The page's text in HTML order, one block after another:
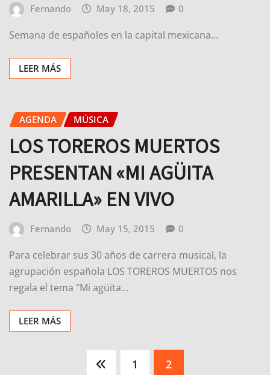
Fernando May 18, 2015 0
Semana de españoles en la capital mexicana...
LEER MÁS
AGENDA MÚSICA
LOS TOREROS MUERTOS
PRESENTAN «MI AGÜITA
AMARILLA» EN VIVO
Fernando May 15, 2015 0
Para celebrar sus 30 años de carrera musical, la
agrupación española LOS TOREROS MUERTOS nos
regala el tema "Mi agüita…
LEER MÁS
1 2